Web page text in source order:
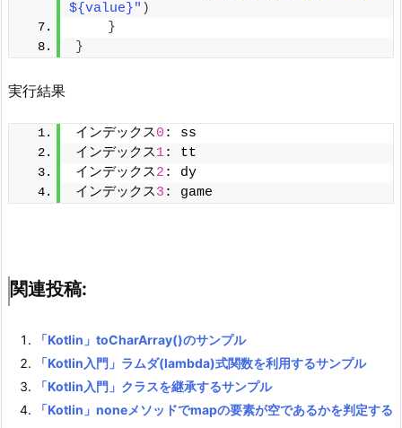
${value}" )
}
}
実行結果
インデックス0 : ss
インデックス1: tt
インデックス2 : dy
インデックス3 : game
関連投稿:
「Kotlin」toCharArray()のサンプル
「Kotlin入門」ラムダ(lambda)式関数を利用するサンプル
「Kotlin入門」クラスを継承するサンプル
「Kotlin」noneメソッドでmapの要素が空であるかを判定する